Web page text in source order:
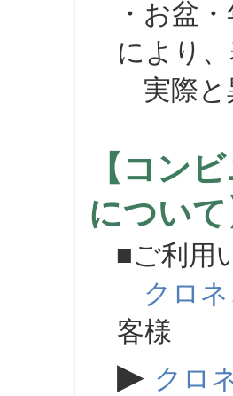
・お盆・
により
実際と
【コン
につい
■ご利用
クロ
客様
▶ クロ